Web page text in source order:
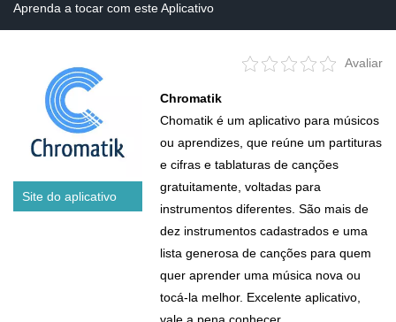
Aprenda a tocar com esteAplicativo
Site do aplicativo
Avaliar
Chromatik
Chomatik é um aplicativo para músicos
ou aprendizes, que reúne um partituras
e cifras e tablaturas de canções
gratuitamente, voltadas para
instrumentos diferentes. São mais de
dez instrumentos cadastrados e uma
lista generosa de canções para quem
quer aprender uma música nova ou
tocá-la melhor. Excelente aplicativo,